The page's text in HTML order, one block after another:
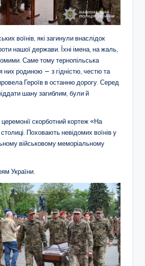
воїнів, які загинули внаслідок
нашої держави. Їхні імена, на жаль,
Саме тому тернопільська
них родиною — з гідністю, честю та
Героїв в останню дорогу. Серед
шану загиблим, були й
скорботний кортеж «На
Поховають невідомих воїнів у
військовому меморіальному
України.